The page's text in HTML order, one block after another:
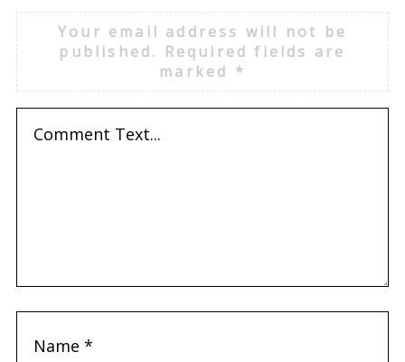
Your email address will not be
published. Required fields are
marked *